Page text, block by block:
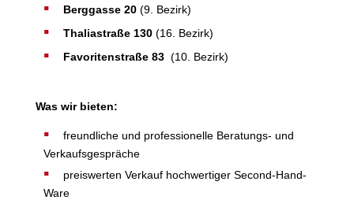
Berggasse 20(9. Bezirk)
Thaliastraße 130(16. Bezirk)
Favoritenstraße 83(10. Bezirk)
Was wir bieten:
freundliche und professionelle Beratungs- und
Verkaufsgespräche
preiswerten Verkauf hochwertiger Second-Hand-
Ware